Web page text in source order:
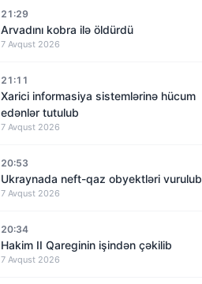
21:29
Arvadını kobra ilə öldürdü
7 Avqust 2026
21:11
Xarici informasiya sistemlərinə hücum
edənlər tutulub
7 Avqust 2026
20:53
Ukraynada neft-qaz obyektləri vurulub
7 Avqust 2026
20:34
Hakim II Qareginin işindən çəkilib
7 Avqust 2026